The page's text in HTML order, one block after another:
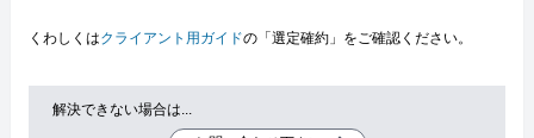
くわしくはクライアント用ガイドの「選定確約」をご確認ください。
解決できない場合は...